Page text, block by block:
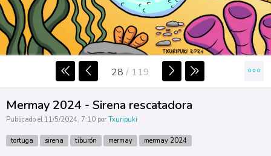
28 / 119
Mermay 2024 - Sirena rescatadora
Publicado el 11/5/2024, 7:10 por Txuripuki
tortuga sirena tiburón mermay mermay 2024